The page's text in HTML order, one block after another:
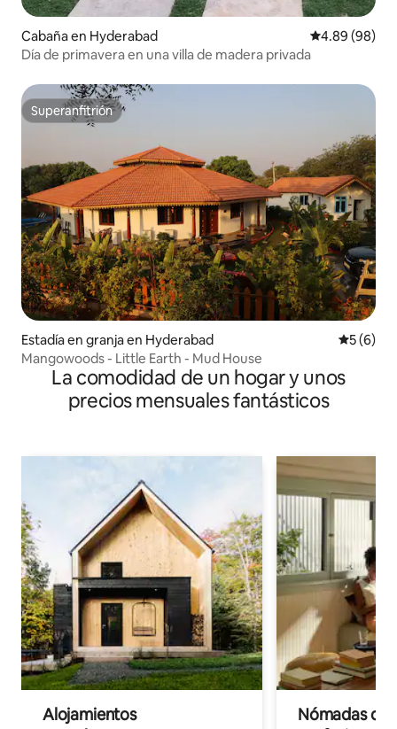
Cabaña en Hyderabad Calificación
4.89 (98)
Día de primavera en una villa de madera privada
Superanfitrión
Superanfitrión
Estadía en granja en Hyderabad
5 (6)
Mangowoods - Little Earth - Mud House
La comodidad de un hogar y unos
precios mensuales fantásticos
Alojamientos
Nómadas